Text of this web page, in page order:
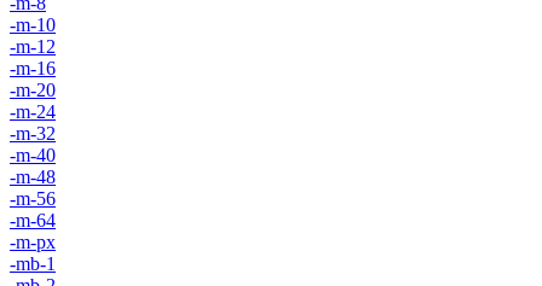
-m-10
-m-12
-m-16
-m-20
-m-24
-m-32
-m-40
-m-48
-m-56
-m-64
-m-px
-mb-1